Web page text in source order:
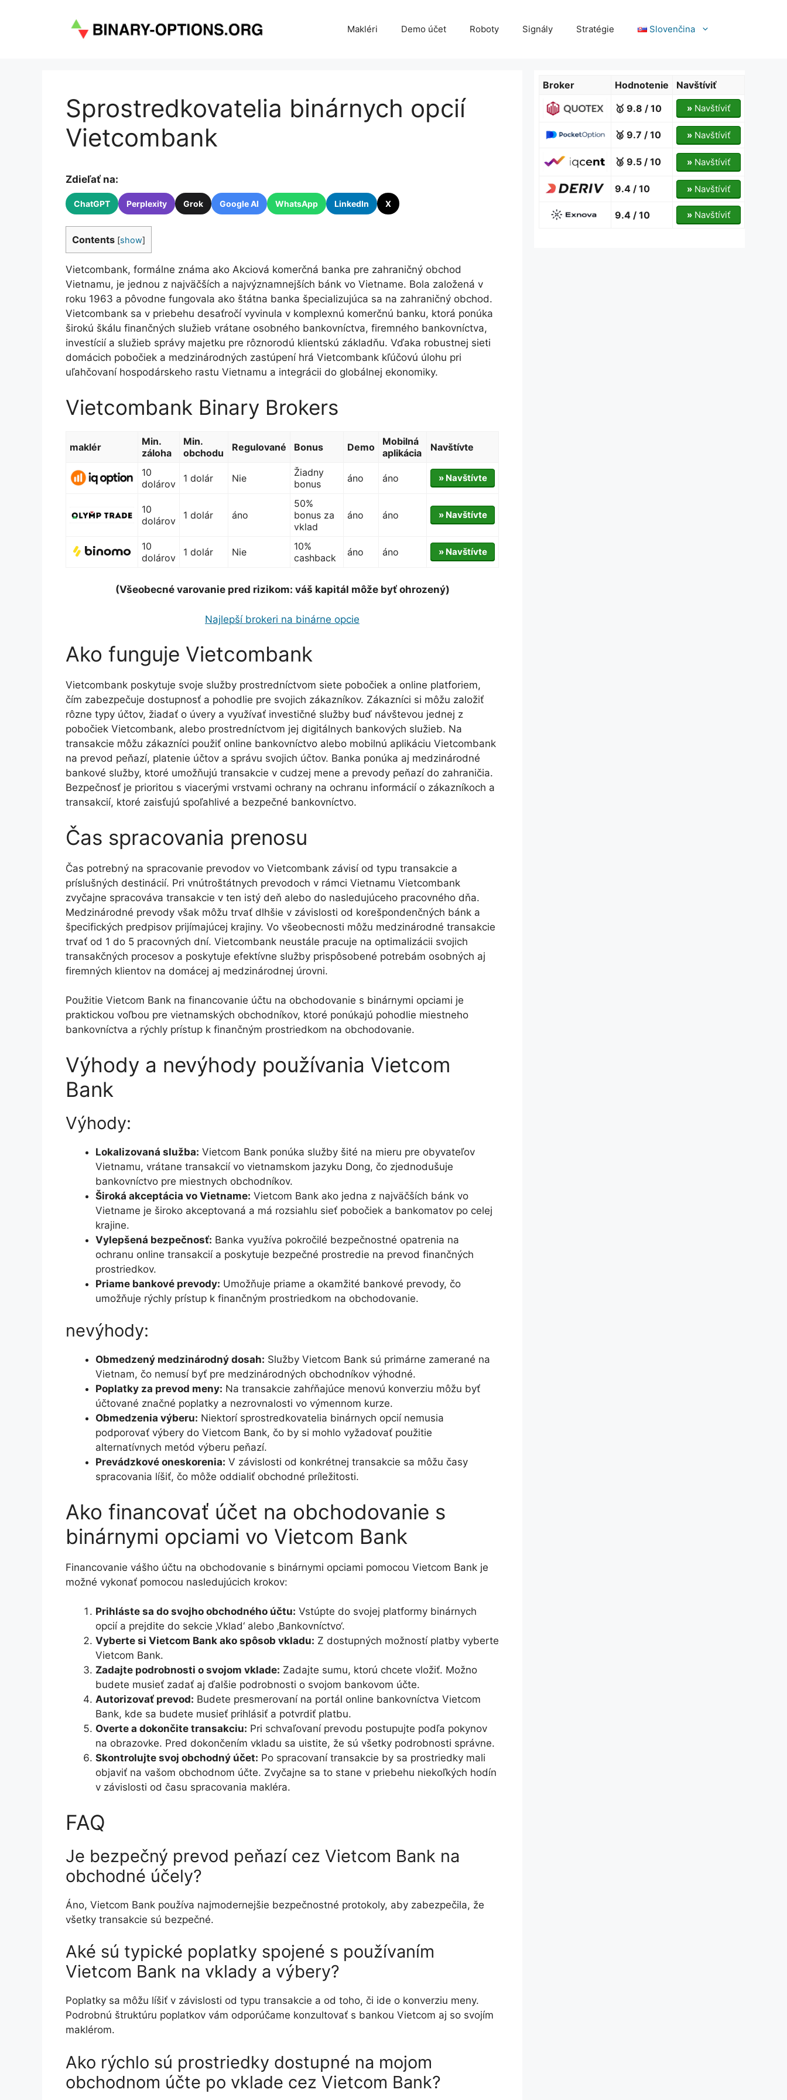
Makléri Demo účet Roboty Signály Stratégie Slovenčina
Sprostredkovatelia binárnych opcií
Vietcombank
Zdieľať na:
ChatGPT Perplexity Grok Google AI WhatsApp LinkedIn X
Contents [show]
Vietcombank, formálne známa ako Akciová komerčná banka pre zahraničný obchod
Vietnamu, je jednou z najväčších a najvýznamnejších bánk vo Vietname. Bola založená v
roku 1963 a pôvodne fungovala ako štátna banka špecializujúca sa na zahraničný obchod.
Vietcombank sa v priebehu desaťročí vyvinula v komplexnú komerčnú banku, ktorá ponúka
širokú škálu finančných služieb vrátane osobného bankovníctva, firemného bankovníctva,
investícií a služieb správy majetku pre rôznorodú klientskú základňu. Vďaka robustnej sieti
domácich pobočiek a medzinárodných zastúpení hrá Vietcombank kľúčovú úlohu pri
uľahčovaní hospodárskeho rastu Vietnamu a integrácii do globálnej ekonomiky.
Vietcombank Binary Brokers
maklér
Min.
záloha
Min.
obchodu
Regulované Bonus Demo
Mobilná
aplikácia
Navštívte
10
dolárov
1 dolár Nie
Žiadny
bonus
áno áno » Navštívte
10
dolárov
1 dolár áno
50%
bonus za
vklad
áno áno » Navštívte
10
dolárov
1 dolár Nie
10%
cashback
áno áno » Navštívte
(Všeobecné varovanie pred rizikom: váš kapitál môže byť ohrozený)
Najlepší brokeri na binárne opcie
Ako funguje Vietcombank
Vietcombank poskytuje svoje služby prostredníctvom siete pobočiek a online platforiem,
čím zabezpečuje dostupnosť a pohodlie pre svojich zákazníkov. Zákazníci si môžu založiť
rôzne typy účtov, žiadať o úvery a využívať investičné služby buď návštevou jednej z
pobočiek Vietcombank, alebo prostredníctvom jej digitálnych bankových služieb. Na
transakcie môžu zákazníci použiť online bankovníctvo alebo mobilnú aplikáciu Vietcombank
na prevod peňazí, platenie účtov a správu svojich účtov. Banka ponúka aj medzinárodné
bankové služby, ktoré umožňujú transakcie v cudzej mene a prevody peňazí do zahraničia.
Bezpečnosť je prioritou s viacerými vrstvami ochrany na ochranu informácií o zákazníkoch a
transakcií, ktoré zaisťujú spoľahlivé a bezpečné bankovníctvo.
Čas spracovania prenosu
Čas potrebný na spracovanie prevodov vo Vietcombank závisí od typu transakcie a
príslušných destinácií. Pri vnútroštátnych prevodoch v rámci Vietnamu Vietcombank
zvyčajne spracováva transakcie v ten istý deň alebo do nasledujúceho pracovného dňa.
Medzinárodné prevody však môžu trvať dlhšie v závislosti od korešpondenčných bánk a
špecifických predpisov prijímajúcej krajiny. Vo všeobecnosti môžu medzinárodné transakcie
trvať od 1 do 5 pracovných dní. Vietcombank neustále pracuje na optimalizácii svojich
transakčných procesov a poskytuje efektívne služby prispôsobené potrebám osobných aj
firemných klientov na domácej aj medzinárodnej úrovni.
Použitie Vietcom Bank na financovanie účtu na obchodovanie s binárnymi opciami je
praktickou voľbou pre vietnamských obchodníkov, ktoré ponúkajú pohodlie miestneho
bankovníctva a rýchly prístup k finančným prostriedkom na obchodovanie.
Výhody a nevýhody používania Vietcom
Bank
Výhody:
Lokalizovaná služba: Vietcom Bank ponúka služby šité na mieru pre obyvateľov
Vietnamu, vrátane transakcií vo vietnamskom jazyku Dong, čo zjednodušuje
bankovníctvo pre miestnych obchodníkov.
Široká akceptácia vo Vietname: Vietcom Bank ako jedna z najväčších bánk vo
Vietname je široko akceptovaná a má rozsiahlu sieť pobočiek a bankomatov po celej
krajine.
Vylepšená bezpečnosť: Banka využíva pokročilé bezpečnostné opatrenia na
ochranu online transakcií a poskytuje bezpečné prostredie na prevod finančných
prostriedkov.
Priame bankové prevody: Umožňuje priame a okamžité bankové prevody, čo
umožňuje rýchly prístup k finančným prostriedkom na obchodovanie.
nevýhody:
Obmedzený medzinárodný dosah: Služby Vietcom Bank sú primárne zamerané na
Vietnam, čo nemusí byť pre medzinárodných obchodníkov výhodné.
Poplatky za prevod meny: Na transakcie zahŕňajúce menovú konverziu môžu byť
účtované značné poplatky a nezrovnalosti vo výmennom kurze.
Obmedzenia výberu: Niektorí sprostredkovatelia binárnych opcií nemusia
podporovať výbery do Vietcom Bank, čo by si mohlo vyžadovať použitie
alternatívnych metód výberu peňazí.
Prevádzkové oneskorenia: V závislosti od konkrétnej transakcie sa môžu časy
spracovania líšiť, čo môže oddialiť obchodné príležitosti.
Ako financovať účet na obchodovanie s
binárnymi opciami vo Vietcom Bank
Financovanie vášho účtu na obchodovanie s binárnymi opciami pomocou Vietcom Bank je
možné vykonať pomocou nasledujúcich krokov:
Prihláste sa do svojho obchodného účtu: Vstúpte do svojej platformy binárnych
opcií a prejdite do sekcie ‚Vklad‘ alebo ‚Bankovníctvo‘.
Vyberte si Vietcom Bank ako spôsob vkladu: Z dostupných možností platby vyberte
Vietcom Bank.
Zadajte podrobnosti o svojom vklade: Zadajte sumu, ktorú chcete vložiť. Možno
budete musieť zadať aj ďalšie podrobnosti o svojom bankovom účte.
Autorizovať prevod: Budete presmerovaní na portál online bankovníctva Vietcom
Bank, kde sa budete musieť prihlásiť a potvrdiť platbu.
Overte a dokončite transakciu: Pri schvaľovaní prevodu postupujte podľa pokynov
na obrazovke. Pred dokončením vkladu sa uistite, že sú všetky podrobnosti správne.
Skontrolujte svoj obchodný účet: Po spracovaní transakcie by sa prostriedky mali
objaviť na vašom obchodnom účte. Zvyčajne sa to stane v priebehu niekoľkých hodín
v závislosti od času spracovania makléra.
FAQ
Je bezpečný prevod peňazí cez Vietcom Bank na
obchodné účely?
Áno, Vietcom Bank používa najmodernejšie bezpečnostné protokoly, aby zabezpečila, že
všetky transakcie sú bezpečné.
Aké sú typické poplatky spojené s používaním
Vietcom Bank na vklady a výbery?
Poplatky sa môžu líšiť v závislosti od typu transakcie a od toho, či ide o konverziu meny.
Podrobnú štruktúru poplatkov vám odporúčame konzultovať s bankou Vietcom aj so svojím
maklérom.
Ako rýchlo sú prostriedky dostupné na mojom
obchodnom účte po vklade cez Vietcom Bank?
Broker Hodnotenie
Navštíviť
🥇 9.8 / 10
»Navštíviť
🥈 9.7 / 10 »Navštíviť
🥉 9.5 / 10 »Navštíviť
9.4 / 10 »Navštíviť
9.4 / 10 »Navštíviť